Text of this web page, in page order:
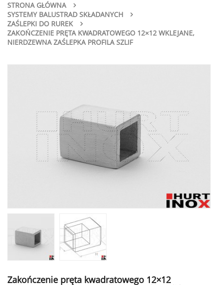
STRONA GŁÓWNA
SYSTEMY BALUSTRAD SKŁADANYCH
ZAŚLEPKI DO RUREK
ZAKOŃCZENIE PRĘTA KWADRATOWEGO 12×12 WKLEJANE,
NIERDZEWNA ZAŚLEPKA PROFILA SZLIF
Zakończenie pręta kwadratowego 12×12